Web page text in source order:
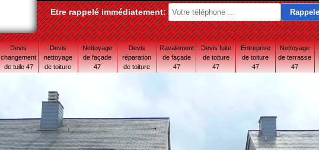
Etre rappelé immédiatement:
Devis
changement
de tuile 47
Devis
nettoyage
de toiture
Nettoyage
de façade
47
Devis
réparation
de toiture
Ravalement
de façade
47
Devis fuite
de toiture
47
Entreprise
de toiture
47
Nettoyage
de terrasse
47